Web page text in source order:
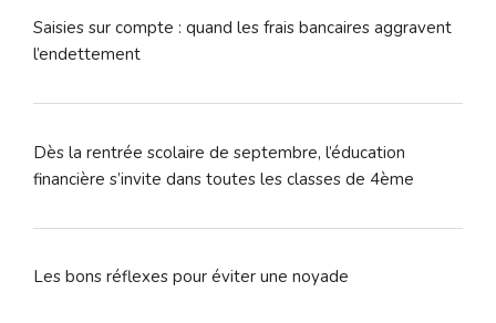
Saisies sur compte : quand les frais bancaires aggravent
l’endettement
Dès la rentrée scolaire de septembre, l’éducation
financière s’invite dans toutes les classes de 4ème
Les bons réflexes pour éviter une noyade